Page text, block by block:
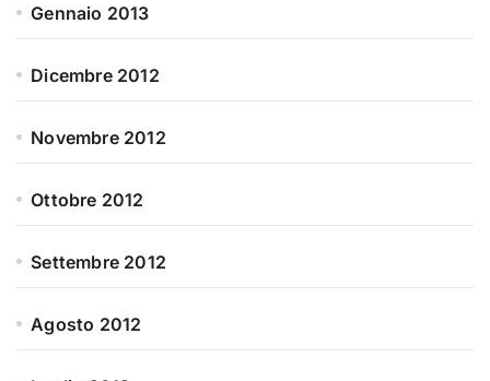
Gennaio 2013
Dicembre 2012
Novembre 2012
Ottobre 2012
Settembre 2012
Agosto 2012